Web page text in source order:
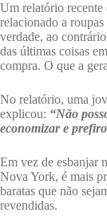
Um relatório
relacionado a
verdade, ao
das últimas coisas
compra. O que a
No relatório, uma
explicou: “Não
economizar e
Em vez de esbanjar
Nova York, é mais
baratas que não
revendidas.